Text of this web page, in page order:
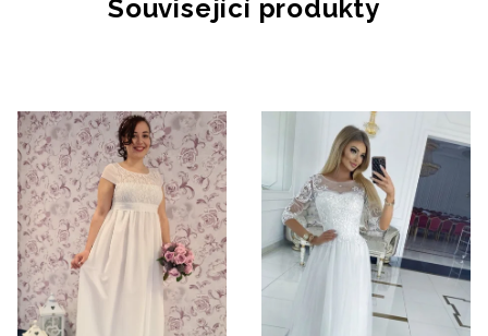
Související produkty